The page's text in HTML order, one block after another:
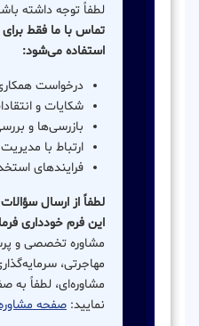
لطفاً توجه داشته
تماس با ما فقط
استفاده می‌شود:
درخواست
شکایات و
بازرسی‌ها و
ارتباط با مدیریت
فرایندهای
لطفاً از ارسال
این فرم خودداری
مشاوره تخصصی و
مهاجرتی،
مشاوره‌ای، لطفاً به
نمایید: صفحه